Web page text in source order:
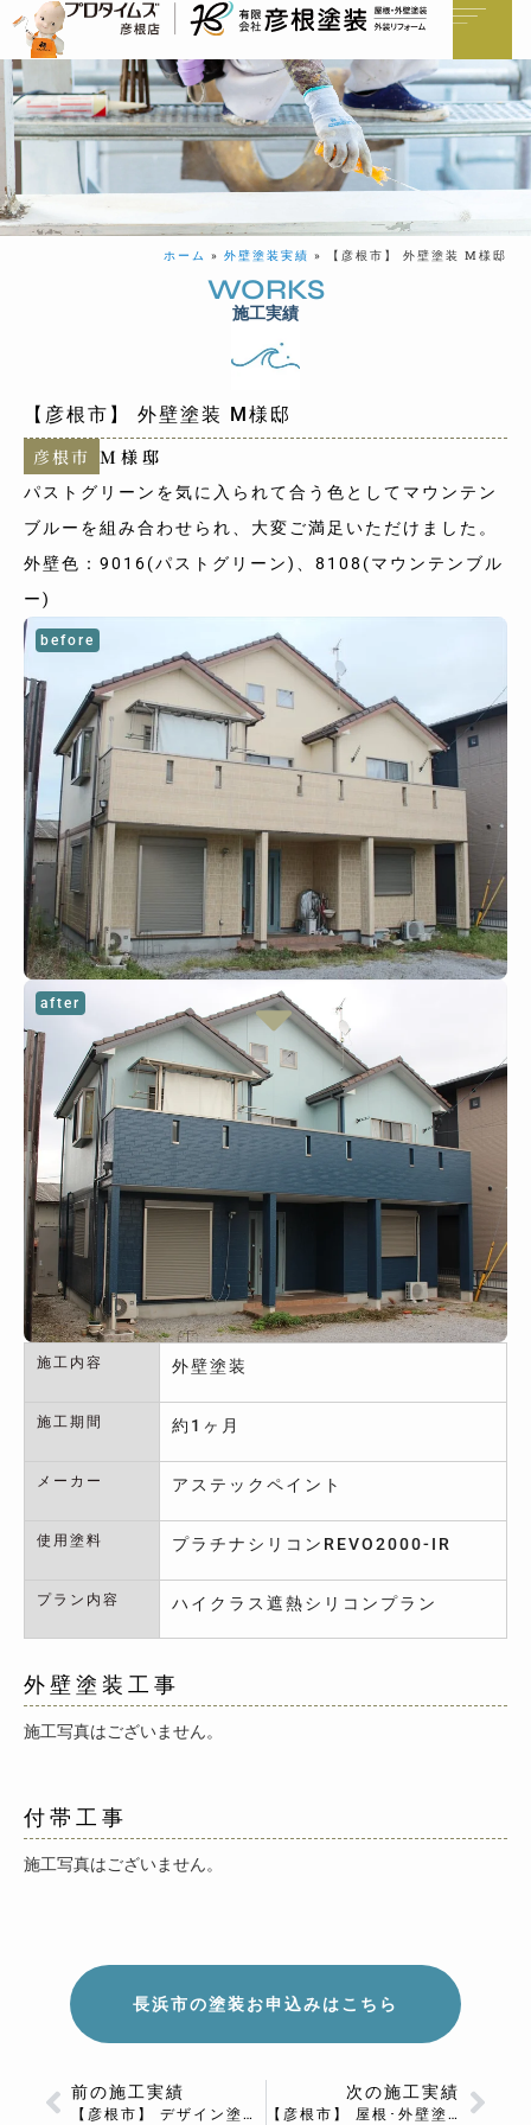
ホーム » 外壁塗装実績 » 【彦根市】 外壁塗装 M様邸
WORKS
施工実績
【彦根市】 外壁塗装 M様邸
彦根市 M様邸
パストグリーンを気に入られて合う色としてマウンテン
ブルーを組み合わせられ、大変ご満足いただけました。
外壁色：9016(パストグリーン)、8108(マウンテンブル
ー)
before
after
施工内容 外壁塗装
施工期間 約1ヶ月
メーカー アステックペイント
使用塗料 プラチナシリコンREVO2000-IR
プラン内容 ハイクラス遮熱シリコンプラン
外壁塗装工事
施工写真はございません。
付帯工事
施工写真はございません。
長浜市の塗装お申込みはこちら
前の施工実績
【彦根市】 デザイン塗装 外壁塗装 T様邸
次の施工実績
【彦根市】 屋根･外壁塗装 Ｔ様邸